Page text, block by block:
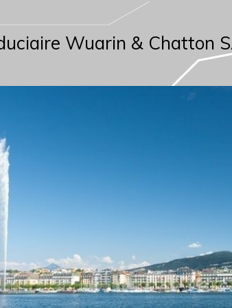
Wuarin & Chatton